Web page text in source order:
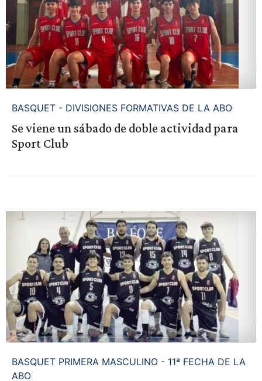
BASQUET - DIVISIONES FORMATIVAS DE LA ABO
Se viene un sábado de doble actividad para
Sport Club
BASQUET PRIMERA MASCULINO - 11ª FECHA DE LA
ABO